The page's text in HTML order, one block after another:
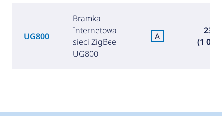
UG800
Bramka
Internetowa
sieci ZigBee
UG800
A
(1